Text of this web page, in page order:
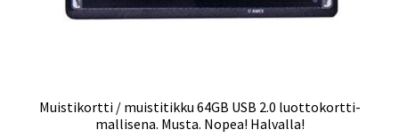
Muistikortti / muistitikku 64GB USB 2.0 luottokortti-
mallisena. Musta. Nopea! Halvalla!